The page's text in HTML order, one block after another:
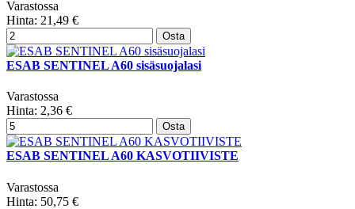
Varastossa
Hinta: 21,49 €
Osta
ESAB SENTINEL A60 sisäsuojalasi
Varastossa
Hinta: 2,36 €
Osta
ESAB SENTINEL A60 KASVOTIIVISTE
Varastossa
Hinta: 50,75 €